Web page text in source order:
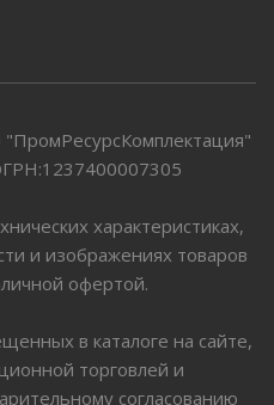
характеристиках,
и изображениях товаров
офертой.
в каталоге на сайте,
торговлей и
согласованию